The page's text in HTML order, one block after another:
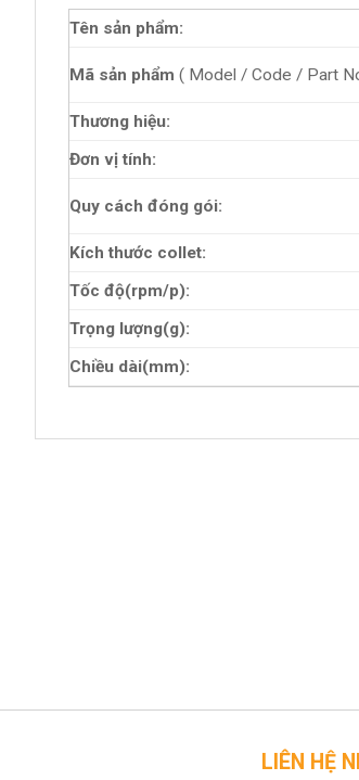
Tên sản phẩm:
Mã sản phẩm ( Model / Code / Part
Thương hiệu:
Đơn vị tính:
Quy cách đóng gói:
Kích thước collet:
Tốc độ(rpm/p):
Trọng lượng(g):
Chiều dài(mm):
LIÊN HỆ NHÂN VIÊN